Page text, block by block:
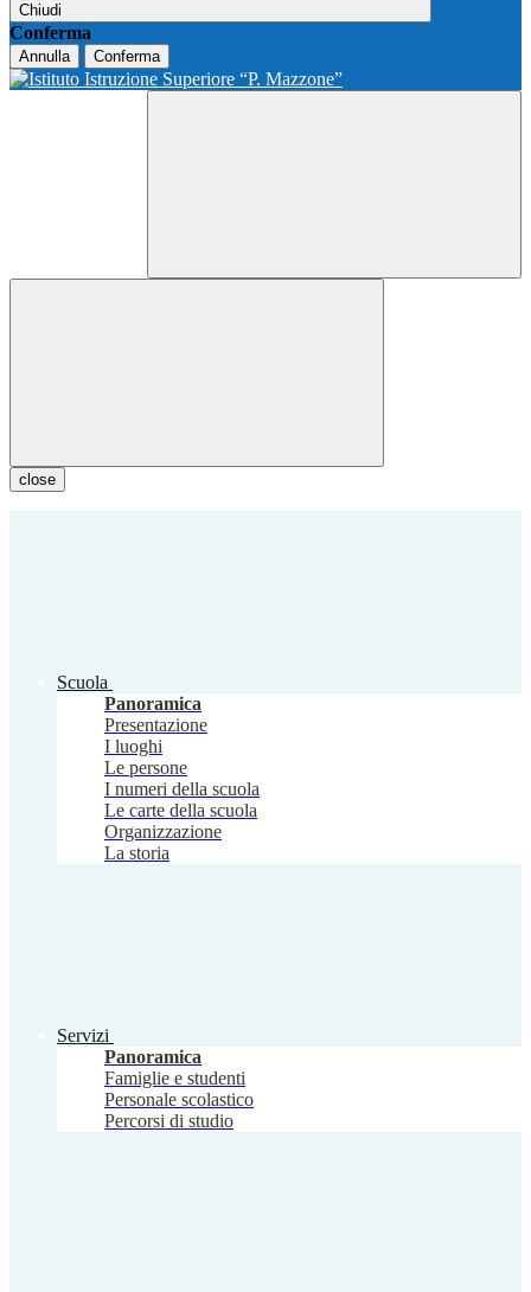
Chiudi
Conferma
Annulla Conferma
close
Scuola
Panoramica
Presentazione
I luoghi
Le persone
I numeri della scuola
Le carte della scuola
Organizzazione
La storia
Servizi
Panoramica
Famiglie e studenti
Personale scolastico
Percorsi di studio